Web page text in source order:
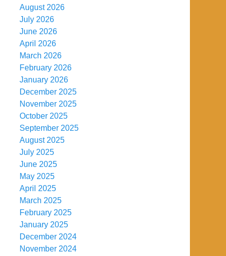
August 2026
July 2026
June 2026
April 2026
March 2026
February 2026
January 2026
December 2025
November 2025
October 2025
September 2025
August 2025
July 2025
June 2025
May 2025
April 2025
March 2025
February 2025
January 2025
December 2024
November 2024